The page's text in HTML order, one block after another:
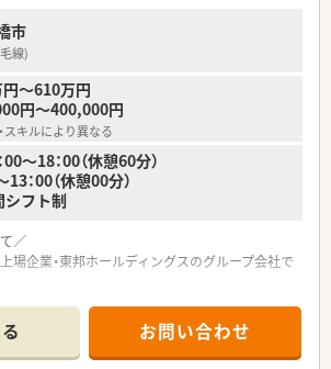
日以上の求人をお探しの方！
しの方！
市
線)
～610万円
円～400,000円
スキルにより異なる
～18：00（休憩60分）
：00（休憩00分）
フト制
／
場企業・東邦ホールディングスのグループ会社で
願う人々のために」をモットーに、地域の皆さま
かりつけ薬局を目指しています。
お問い合わせ